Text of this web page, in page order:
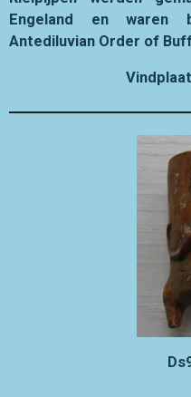
Engeland en waren
Antediluvian Order of